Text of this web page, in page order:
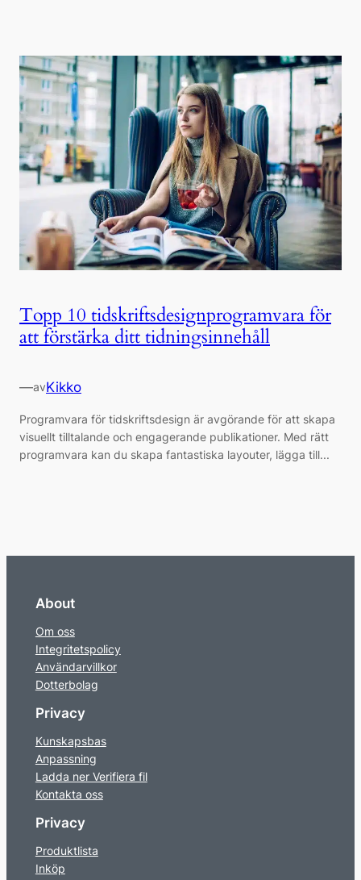
Topp 10 tidskriftsdesignprogramvara för
att förstärka ditt tidningsinnehåll
—avKikko
Programvara för tidskriftsdesign är avgörande för att skapa
visuellt tilltalande och engagerande publikationer. Med rätt
programvara kan du skapa fantastiska layouter, lägga till...
About
Om oss
Integritetspolicy
Användarvillkor
Dotterbolag
Privacy
Kunskapsbas
Anpassning
Ladda ner Verifiera fil
Kontakta oss
Privacy
Produktlista
Inköp